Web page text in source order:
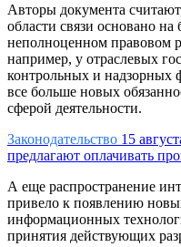
Авторы документа
области связи основано
неполноценном правовом
например, у отраслевых
контрольных и надзорных
все больше новых
сферой деятельности.
Законодательство 15
предлагают оплачивать
А еще распространение
привело к появлению
информационных
принятия действующих